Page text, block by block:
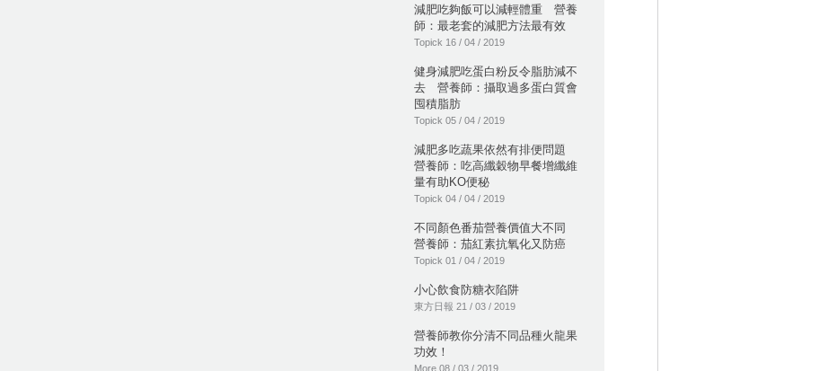
減肥吃夠飯可以減輕體重 營養
師：最老套的減肥方法最有效
Topick 16 / 04 / 2019
健身減肥吃蛋白粉反令脂肪減不
去 營養師：攝取過多蛋白質會
囤積脂肪
Topick 05 / 04 / 2019
減肥多吃蔬果依然有排便問題
營養師：吃高纖穀物早餐增纖維
量有助KO便秘
Topick 04 / 04 / 2019
不同顏色番茄營養價值大不同
營養師：茄紅素抗氧化又防癌
Topick 01 / 04 / 2019
小心飲食防糖衣陷阱
東方日報 21 / 03 / 2019
營養師教你分清不同品種火龍果
功效！
More 08 / 03 / 2019